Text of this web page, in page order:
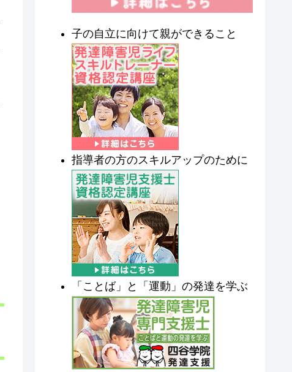
子の自立に向けて親ができること
指導者の方のスキルアップのために
「ことば」と「運動」の発達を学ぶ